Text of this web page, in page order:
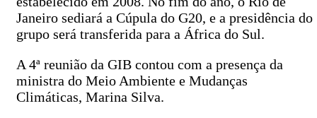
Janeiro sediará a Cúpula do G20, e a presidência do
grupo será transferida para a África do Sul.
A 4ª reunião da GIB contou com a presença da
ministra do Meio Ambiente e Mudanças
Climáticas, Marina Silva.